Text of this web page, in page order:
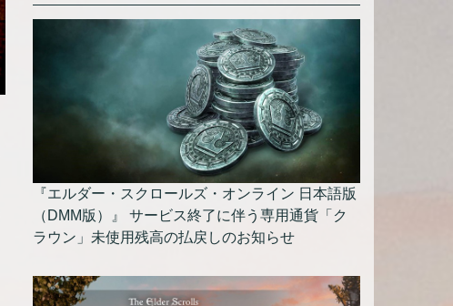
『エルダー・スクロールズ・オンライン 日本語版
（DMM版）』 サービス終了に伴う専用通貨「ク
ラウン」未使用残高の払戻しのお知らせ